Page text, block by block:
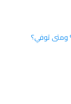
ومتى توفي؟